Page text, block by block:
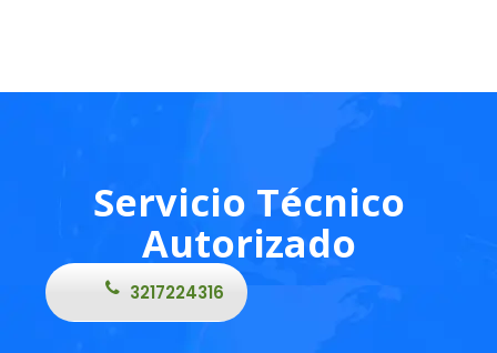
Servicio Técnico
Autorizado
3217224316